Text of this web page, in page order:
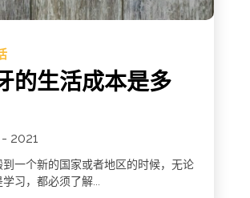
的生活成本是多
2021
到一个新的国家或者地区的时候，无论
习，都必须了解...